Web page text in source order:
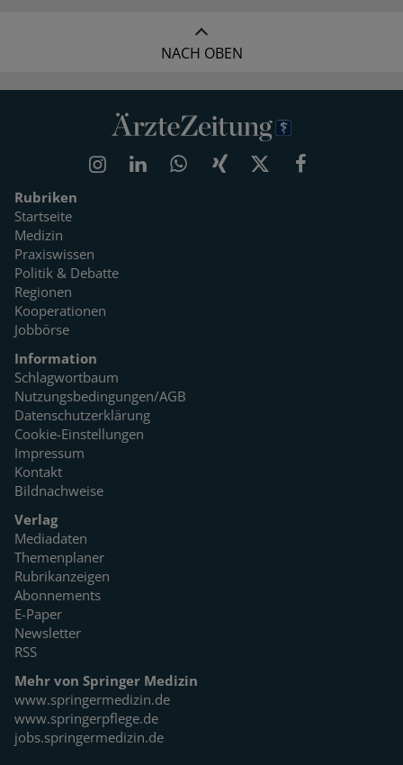
NACH OBEN
Rubriken
Startseite
Medizin
Praxiswissen
Politik & Debatte
Regionen
Kooperationen
Jobbörse
Information
Schlagwortbaum
Nutzungsbedingungen/AGB
Datenschutzerklärung
Cookie-Einstellungen
Impressum
Kontakt
Bildnachweise
Verlag
Mediadaten
Themenplaner
Rubrikanzeigen
Abonnements
E-Paper
Newsletter
RSS
Mehr von Springer Medizin
www.springermedizin.de
www.springerpflege.de
jobs.springermedizin.de